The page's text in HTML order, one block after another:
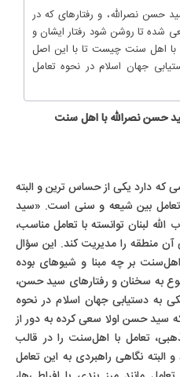
حسن نصرالله، و رفتارهای که در
شده تا روشن شود رفتار ایشان و
با اهل سنت چیست تا با این اصل
جهان اسلام در نحوه تعامل
حسن نصر‌الله با اهل سنت
دارد یکی از حساس ترین و البته
بین شیعه و سنی است. «سید
لبنان توانسته با تعامل مناسب،
منطقه را مدیریت کند. این سؤال
بر چه مبنا و شیوهای بوده
به سخنان و رفتارهای سید حسن،
به دستیابی جهان اسلام در نحوه
سید حسن اولا سعی کرده به دور از
تعامل با اهل‌سنت را در قالب
نگاهی راهبردی به این تعامل